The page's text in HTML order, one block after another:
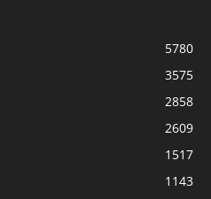
5780
3575
2858
2609
1517
1143